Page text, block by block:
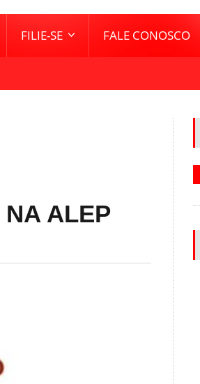
FILIE-SE FALE CONOSCO
NA ALEP